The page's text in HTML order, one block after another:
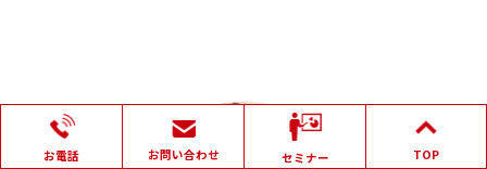
お電話 お問い合わせ セミナー TOP